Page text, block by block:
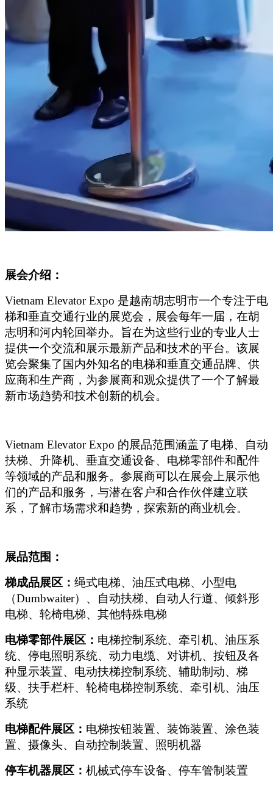
展会介绍：
Vietnam Elevator Expo 是越南胡志明市一个专注于电
梯和垂直交通行业的展览会，展会每年一届，在胡
志明和河内轮回举办。旨在为这些行业的专业人士
提供一个交流和展示最新产品和技术的平台。该展
览会聚集了国内外知名的电梯和垂直交通品牌、供
应商和生产商，为参展商和观众提供了一个了解最
新市场趋势和技术创新的机会。
Vietnam Elevator Expo 的展品范围涵盖了电梯、自动
扶梯、升降机、垂直交通设备、电梯零部件和配件
等领域的产品和服务。参展商可以在展会上展示他
们的产品和服务，与潜在客户和合作伙伴建立联
系，了解市场需求和趋势，探索新的商业机会。
展品范围：
梯成品展区： 绳式电梯、油压式电梯、小型电
（Dumbwaiter）、自动扶梯、自动人行道、倾斜形
电梯、轮椅电梯、其他特殊电梯
电梯零部件展区： 电梯控制系统、牵引机、油压系
统、停电照明系统、动力电缆、对讲机、按钮及各
种显示装置、电动扶梯控制系统、辅助制动、梯
级、扶手栏杆、轮椅电梯控制系统、牵引机、油压
系统
电梯配件展区： 电梯按钮装置、装饰装置、涂色装
置、摄像头、自动控制装置、照明机器
停车机器展区： 机械式停车设备、停车管制装置